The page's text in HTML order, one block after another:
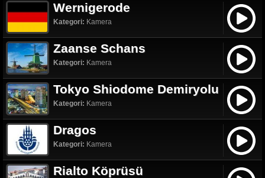
Wernigerode
Kategori: Kamera
Zaanse Schans
Kategori: Kamera
Tokyo Shiodome Demiryolu
Kategori: Kamera
Dragos
Kategori: Kamera
Rialto Köprüsü